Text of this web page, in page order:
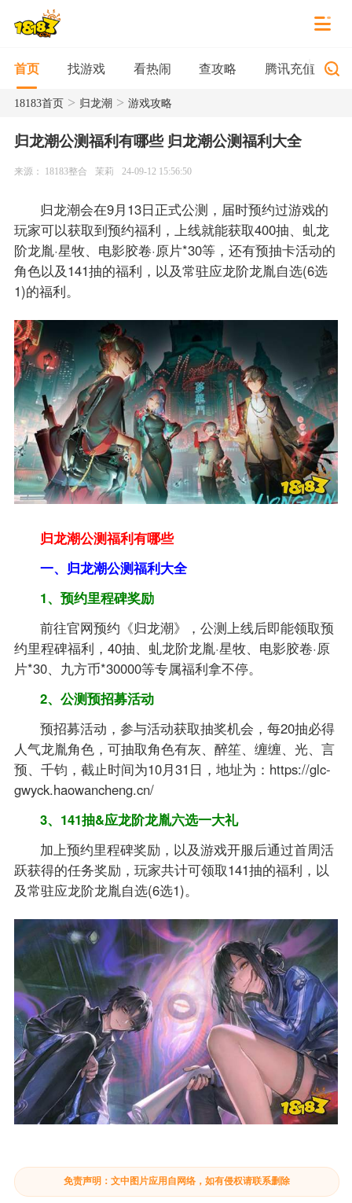
首页 找游戏 看热闹 查攻略 腾讯充值
18183首页> 归龙潮> 游戏攻略
归龙潮公测福利有哪些 归龙潮公测福利大全
来源： 18183整合 茉莉 24-09-12 15:56:50
归龙潮会在9月13日正式公测，届时预约过游戏的
玩家可以获取到预约福利，上线就能获取400抽、虬龙
阶龙胤·星牧、电影胶卷·原片*30等，还有预抽卡活动的
角色以及141抽的福利，以及常驻应龙阶龙胤自选(6选
1)的福利。
归龙潮公测福利有哪些
一、归龙潮公测福利大全
1、预约里程碑奖励
前往官网预约《归龙潮》，公测上线后即能领取预
约里程碑福利，40抽、虬龙阶龙胤·星牧、电影胶卷·原
片*30、九方币*30000等专属福利拿不停。
2、公测预招募活动
预招募活动，参与活动获取抽奖机会，每20抽必得
人气龙胤角色，可抽取角色有灰、醉笙、缠缠、光、言
预、千钧，截止时间为10月31日，地址为：https://glc-
gwyck.haowancheng.cn/
3、141抽&应龙阶龙胤六选一大礼
加上预约里程碑奖励，以及游戏开服后通过首周活
跃获得的任务奖励，玩家共计可领取141抽的福利，以
及常驻应龙阶龙胤自选(6选1)。
免责声明：文中图片应用自网络，如有侵权请联系删除